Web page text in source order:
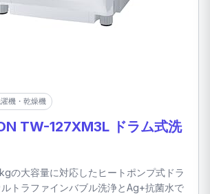
機・乾燥機
TW-127XM3L ドラム式洗
の大容量に対応したヒートポンプ式ドラ
トラファインバブル洗浄とAg+抗菌水で